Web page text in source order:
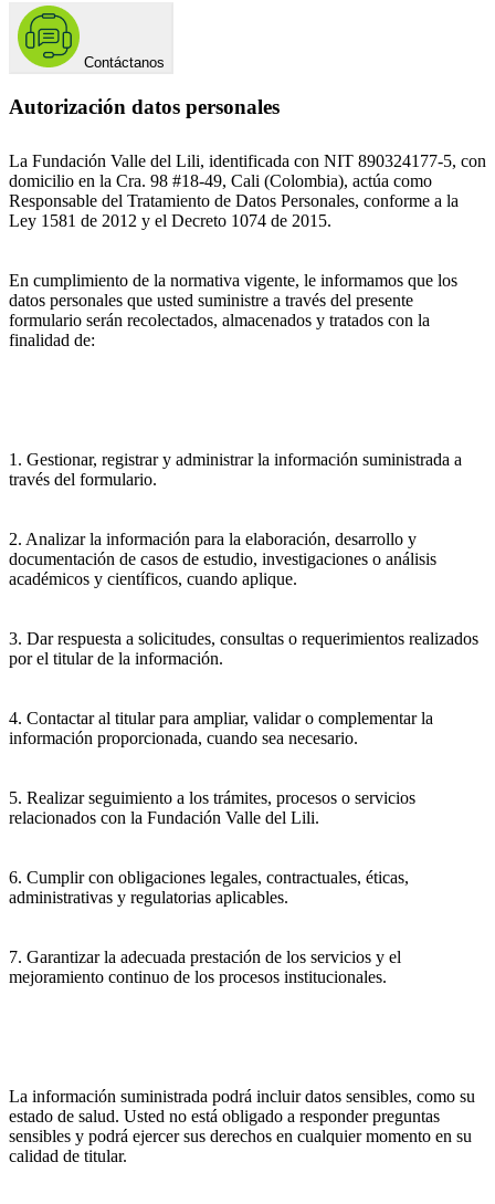
Contáctanos
Autorización datos personales
La Fundación Valle del Lili, identificada con NIT 890324177-5, con
domicilio en la Cra. 98 #18-49, Cali (Colombia), actúa como
Responsable del Tratamiento de Datos Personales, conforme a la
Ley 1581 de 2012 y el Decreto 1074 de 2015.
En cumplimiento de la normativa vigente, le informamos que los
datos personales que usted suministre a través del presente
formulario serán recolectados, almacenados y tratados con la
finalidad de:
1. Gestionar, registrar y administrar la información suministrada a
través del formulario.
2. Analizar la información para la elaboración, desarrollo y
documentación de casos de estudio, investigaciones o análisis
académicos y científicos, cuando aplique.
3. Dar respuesta a solicitudes, consultas o requerimientos realizados
por el titular de la información.
4. Contactar al titular para ampliar, validar o complementar la
información proporcionada, cuando sea necesario.
5. Realizar seguimiento a los trámites, procesos o servicios
relacionados con la Fundación Valle del Lili.
6. Cumplir con obligaciones legales, contractuales, éticas,
administrativas y regulatorias aplicables.
7. Garantizar la adecuada prestación de los servicios y el
mejoramiento continuo de los procesos institucionales.
La información suministrada podrá incluir datos sensibles, como su
estado de salud. Usted no está obligado a responder preguntas
sensibles y podrá ejercer sus derechos en cualquier momento en su
calidad de titular.